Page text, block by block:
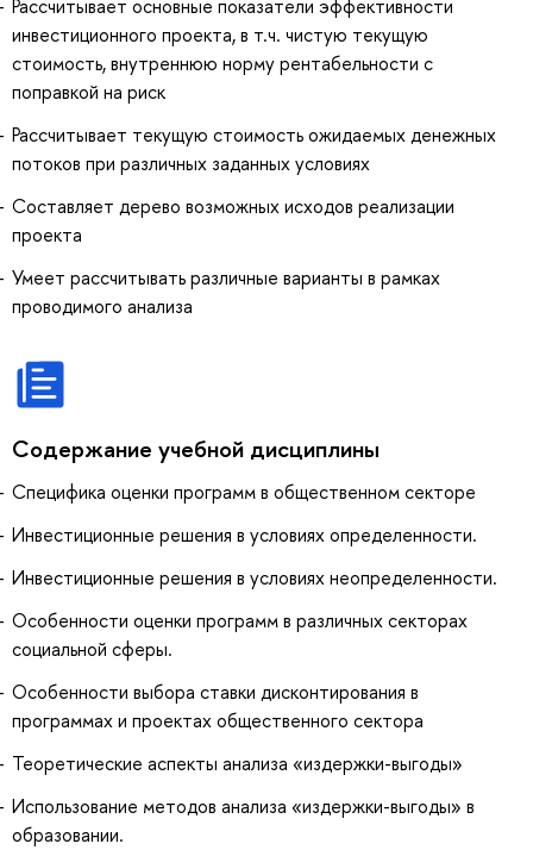
Рассчитывает основные показатели эффективности
инвестиционного проекта, в т.ч. чистую текущую
стоимость, внутреннюю норму рентабельности с
поправкой на риск
Рассчитывает текущую стоимость ожидаемых денежных
потоков при различных заданных условиях
Составляет дерево возможных исходов реализации
проекта
Умеет рассчитывать различные варианты в рамках
проводимого анализа
Содержание учебной дисциплины
Специфика оценки программ в общественном секторе
Инвестиционные решения в условиях определенности.
Инвестиционные решения в условиях неопределенности.
Особенности оценки программ в различных секторах
социальной сферы.
Особенности выбора ставки дисконтирования в
программах и проектах общественного сектора
Теоретические аспекты анализа «издержки-выгоды»
Использование методов анализа «издержки-выгоды» в
образовании.